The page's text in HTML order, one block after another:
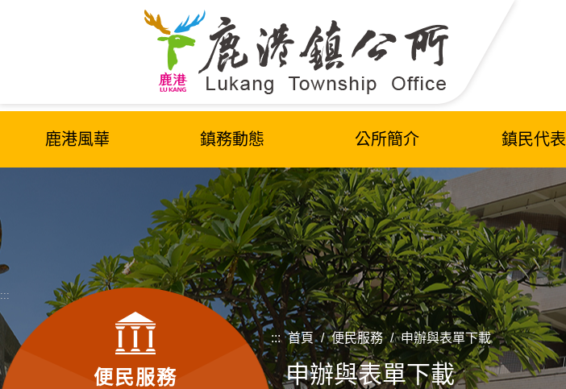
鹿港風華 鎮務動態 公所簡介 鎮民代
::: 首頁 / 便民服務 / 申辦與表單下載
申辦與表單下載
:::
便民服務